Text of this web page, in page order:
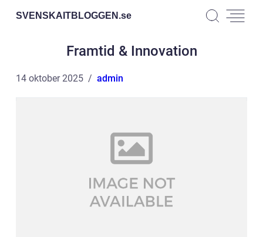
SVENSKAITBLOGGEN.se
Framtid & Innovation
14 oktober 2025 admin